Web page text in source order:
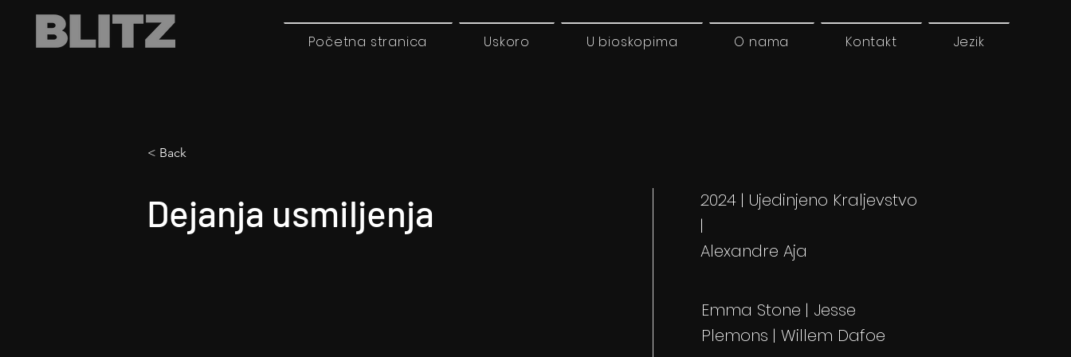
Početna stranica Uskoro U bioskopima O nama Kontakt Jezik
< Back
Dejanja usmiljenja
2024 | Ujedinjeno Kraljevstvo
|
Alexandre Aja
Emma Stone | Jesse
Plemons | Willem Dafoe